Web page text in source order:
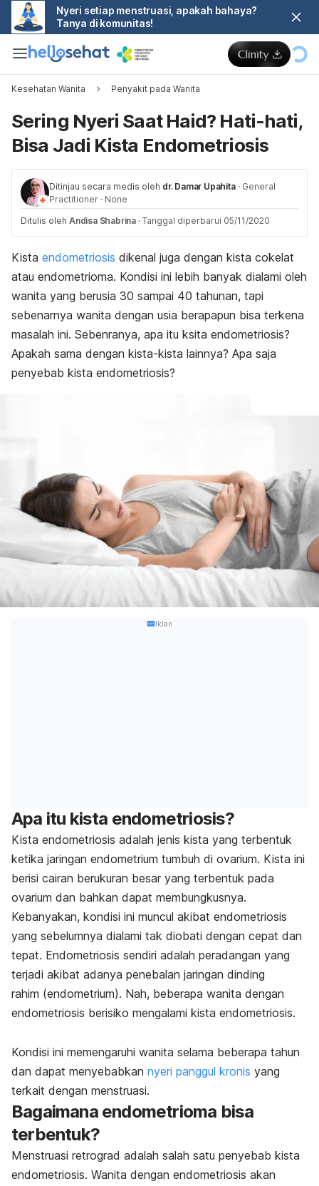
Nyeri setiap menstruasi, apakah bahaya?
Tanya di komunitas!
Kesehatan Wanita Penyakit pada Wanita
Sering Nyeri Saat Haid? Hati-hati,
Bisa Jadi Kista Endometriosis
Ditinjau secara medis oleh dr. Damar Upahita · General
Practitioner · None
Ditulis oleh Andisa Shabrina · Tanggal diperbarui 05/11/2020
Kista endometriosis dikenal juga dengan kista cokelat
atau endometrioma. Kondisi ini lebih banyak dialami oleh
wanita yang berusia 30 sampai 40 tahunan, tapi
sebenarnya wanita dengan usia berapapun bisa terkena
masalah ini. Sebenranya, apa itu ksita endometriosis?
Apakah sama dengan kista-kista lainnya? Apa saja
penyebab kista endometriosis?
Iklan
Apa itu kista endometriosis?
Kista endometriosis adalah jenis kista yang terbentuk
ketika jaringan endometrium tumbuh di ovarium. Kista ini
berisi cairan berukuran besar yang terbentuk pada
ovarium dan bahkan dapat membungkusnya.
Kebanyakan, kondisi ini muncul akibat endometriosis
yang sebelumnya dialami tak diobati dengan cepat dan
tepat. Endometriosis sendiri adalah peradangan yang
terjadi akibat adanya penebalan jaringan dinding
rahim (endometrium). Nah, beberapa wanita dengan
endometriosis berisiko mengalami kista endometriosis.
Kondisi ini memengaruhi wanita selama beberapa tahun
dan dapat menyebabkan nyeri panggul kronis yang
terkait dengan menstruasi.
Bagaimana endometrioma bisa
terbentuk?
Menstruasi retrograd adalah salah satu penyebab kista
endometriosis. Wanita dengan endometriosis akan